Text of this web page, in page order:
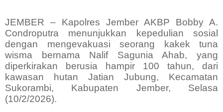
JEMBER – Kapolres Jember AKBP Bobby A.
Condroputra menunjukkan kepedulian sosial
dengan mengevakuasi seorang kakek tuna
wisma bernama Nalif Sagunia Ahab, yang
diperkirakan berusia hampir 100 tahun, dari
kawasan hutan Jatian Jubung, Kecamatan
Sukorambi, Kabupaten Jember, Selasa
(10/2/2026).